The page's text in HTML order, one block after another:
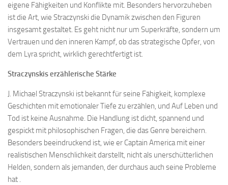
eigene Fähigkeiten und Konflikte mit. Besonders hervorzuheben
ist die Art, wie Straczynski die Dynamik zwischen den Figuren
insgesamt gestaltet. Es geht nicht nur um Superkräfte, sondern um
Vertrauen und den inneren Kampf, ob das strategische Opfer, von
dem Lyra spricht, wirklich gerechtfertigt ist.
Straczynskis erzählerische Stärke
J. Michael Straczynski ist bekannt für seine Fähigkeit, komplexe
Geschichten mit emotionaler Tiefe zu erzählen, und Auf Leben und
Tod ist keine Ausnahme. Die Handlung ist dicht, spannend und
gespickt mit philosophischen Fragen, die das Genre bereichern.
Besonders beeindruckend ist, wie er Captain America mit einer
realistischen Menschlichkeit darstellt, nicht als unerschütterlichen
Helden, sondern als jemanden, der durchaus auch seine Probleme
hat .